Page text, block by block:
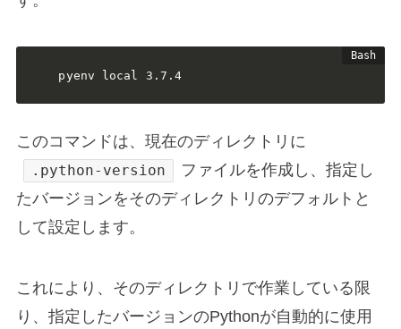
pyenv local 3.7.4
このコマンドは、現在のディレクトリに
.python-version
ファイルを作成し、指定し
たバージョンをそのディレクトリのデフォルトと
して設定します。
これにより、そのディレクトリで作業している限
り、指定したバージョンのPythonが自動的に使用